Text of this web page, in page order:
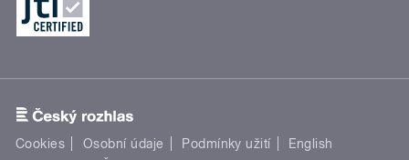
Cookies Osobní údaje Podmínky užití
English